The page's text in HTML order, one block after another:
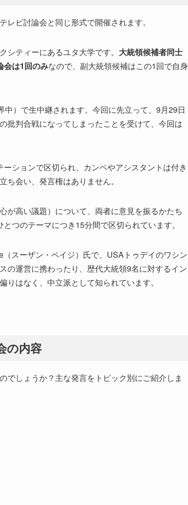
ビ討論会と同じ形式で開催されます。
ティーにあるユタ大学です。 大統領候補者同士
会は1回のみなので、副大統領候補はこの1回で自身
）で生中継されます。今回に先立って、9月29日
批判合戦になってしまったことを受けて、今回は
ションで区切られ、カンペやアシスタントは付き
会い、発言権はありません。
が高い議題）について、両者に意見を振るかたち
つのテーマにつき15分間で区切られています。
スーザン・ペイジ）氏で、USAトゥデイのワシン
の運営に携わったり、歴代大統領9名に対するイン
はなく、中立派として知られています。
の内容
でしょうか？主な発言をトピック別にご紹介しま